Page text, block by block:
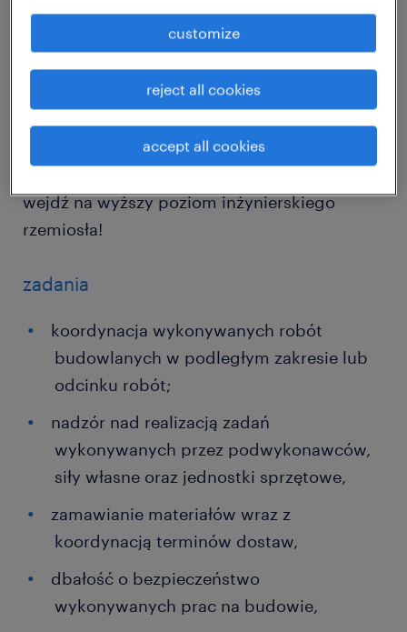
uczyć się od najlepszych i realnie zarządzać
placem budowy – od koordynacji zespołów i
maszyn, przez zamawianie materiałów i
dbanie o BHP, aż po rozliczanie obmiarów.
relacje i chcesz mieć wpływ na prestiżowe
wejdź na wyższy poziom inżynierskiego
rzemiosła!
zadania
koordynacja wykonywanych robót
budowlanych w podległym zakresie lub
odcinku robót;
nadzór nad realizacją zadań
wykonywanych przez podwykonawców,
siły własne oraz jednostki sprzętowe,
zamawianie materiałów wraz z
koordynacją terminów dostaw,
dbałość o bezpieczeństwo
wykonywanych prac na budowie,
customize
reject all cookies
accept all cookies